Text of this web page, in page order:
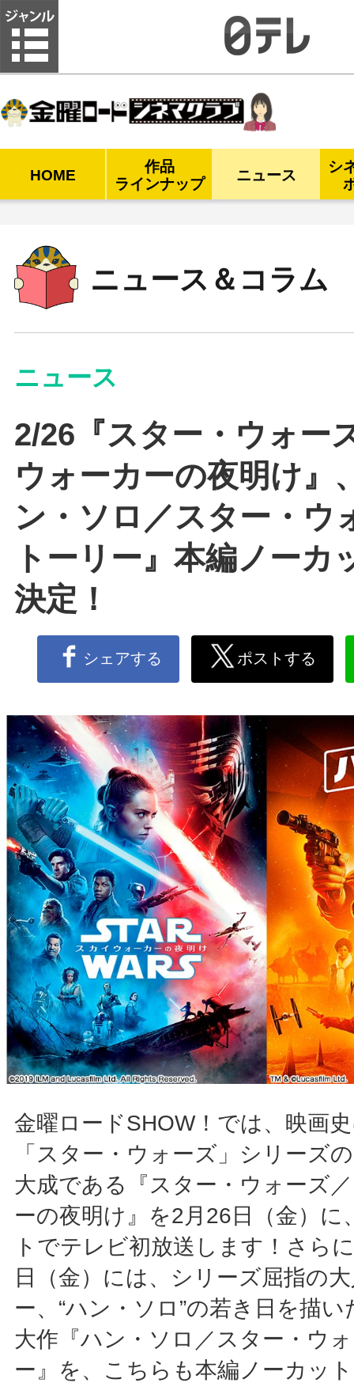
HOME
作品
ラインナップ
ニュース
シ
ニュース＆コラム
ニュース
2/26『スター・ウォー
ウォーカーの夜明け』
ン・ソロ／スター・ウ
トーリー』本編ノーカ
決定！
シェアする ポストする
金曜ロードSHOW！では、映画
「スター・ウォーズ」シリーズ
大成である『スター・ウォーズ
ーの夜明け』を2月26日（金）に
トでテレビ初放送します！さら
日（金）には、シリーズ屈指の
ー、“ハン・ソロ”の若き日を描
大作『ハン・ソロ／スター・ウ
ー』を、こちらも本編ノーカッ